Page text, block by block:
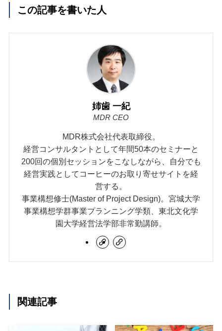
この記事を書いた人
姉歯 一紀
MDR CEO
MDR株式会社代表取締役。
経営コンサルタントとして年間50本のセミナーと
200回の個別セッションをこなしながら、自分でも
経営実践としてコーヒーのお取り寄せサイトを経
営する。
事業構想修士(Master of Project Design)。宮城大学
事業構想学群事業プランニング学類、東北文化学
園大学経営法学部非常勤講師。
関連記事